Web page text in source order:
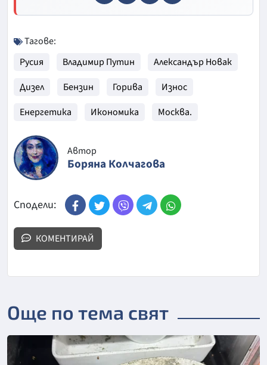
Тагове:
Русия
Владимир Путин
Александър Новак
Дизел
Бензин Горива
Износ
Енергетика
Икономика Москва.
Автор
Боряна Колчагова
Сподели:
КОМЕНТИРАЙ
Още по тема свят